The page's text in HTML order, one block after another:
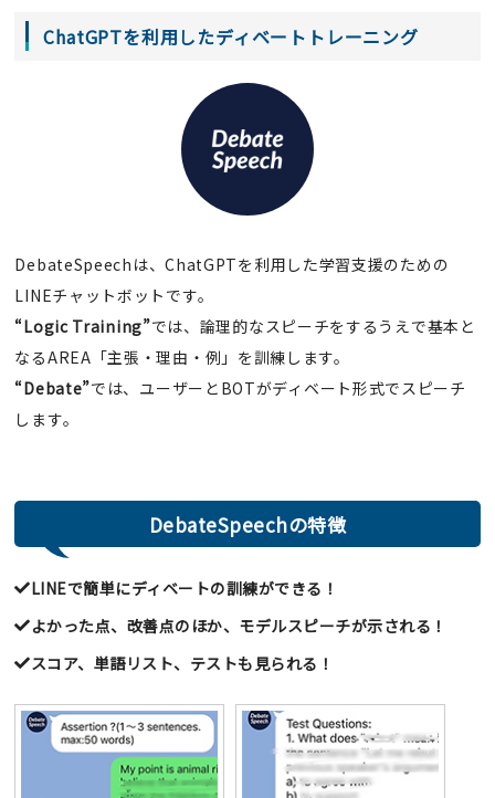
ChatGPTを利用したディベートトレーニング
DebateSpeechは、ChatGPTを利用した学習支援のための
LINEチャットボットです。
“Logic Training”では、論理的なスピーチをするうえで基本と
なるAREA「主張・理由・例」を訓練します。
“Debate”では、ユーザーとBOTがディベート形式でスピーチ
します。
DebateSpeechの特徴
LINEで簡単にディベートの訓練ができる！
よかった点、改善点のほか、モデルスピーチが示される！
スコア、単語リスト、テストも見られる！